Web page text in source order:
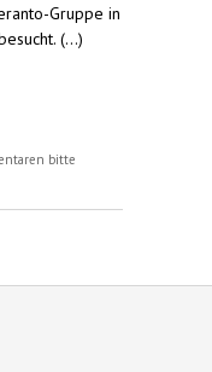
Gruppe in
(...)
Gruppe
bitte